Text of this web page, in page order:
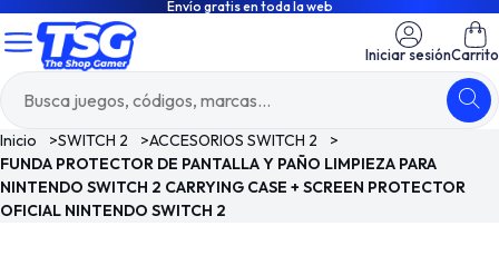
Envío gratis en toda la web
Iniciar sesiónCarrito
Inicio >SWITCH 2 >ACCESORIOS SWITCH 2
>
FUNDA PROTECTOR DE PANTALLA Y PAÑO LIMPIEZA PARA
NINTENDO SWITCH 2 CARRYING CASE + SCREEN PROTECTOR
OFICIAL NINTENDO SWITCH 2